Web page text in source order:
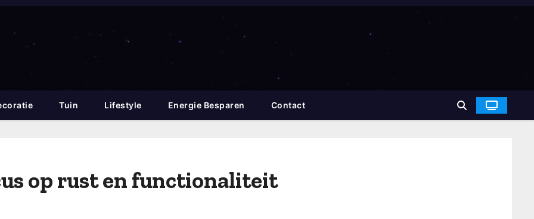
Tuin Lifestyle Energie Besparen Contact
op rust en functionaliteit